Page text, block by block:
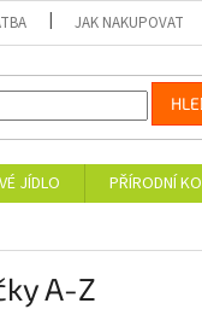
JAK NAKUPOVAT
JÍDLO PŘÍRODNÍ
A-Z